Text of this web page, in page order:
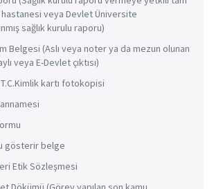
veya Devlet Üniversite
sağlık kurulu raporu)
Belgesi (Aslı veya noter ya da mezun olunan
veya E-Devlet çıktısı)
kartı fotokopisi
gösterir belge
Etik Sözleşmesi